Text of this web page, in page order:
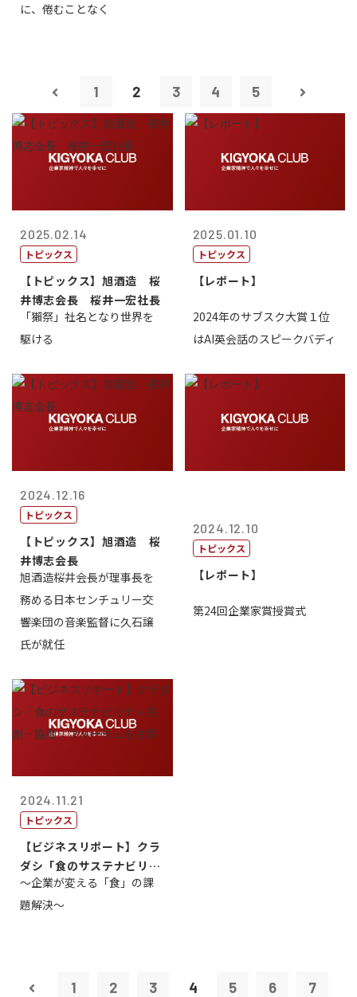
に、倦むことなく
1 2 3 4 5
2025.02.14
トピックス
【トピックス】旭酒造 桜
井博志会長 桜井一宏社長
「獺祭」社名となり世界を
駆ける
2025.01.10
トピックス
【レポート】
2024年のサブスク大賞１位
はAI英会話のスピークバディ
2024.12.16
トピックス
【トピックス】旭酒造 桜
井博志会長
旭酒造桜井会長が理事長を
務める日本センチュリー交
響楽団の音楽監督に久石譲
氏が就任
2024.12.10
トピックス
【レポート】
第24回企業家賞授賞式
2024.11.21
トピックス
【ビジネスリポート】クラ
ダシ「食のサステナビリテ
ィ共創・協働...
～企業が変える「食」の課
題解決～
1 2 3 4 5 6 7